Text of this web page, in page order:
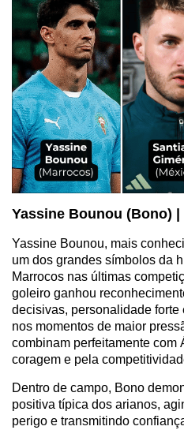
Yassine Bounou (Bono) |
Yassine Bounou, mais
um dos grandes símbolos da
Marrocos nas últimas
goleiro ganhou
decisivas, personalidade
nos momentos de maior
combinam perfeitamente com
coragem e pela
Dentro de campo, Bono
positiva típica dos arianos,
perigo e transmitindo